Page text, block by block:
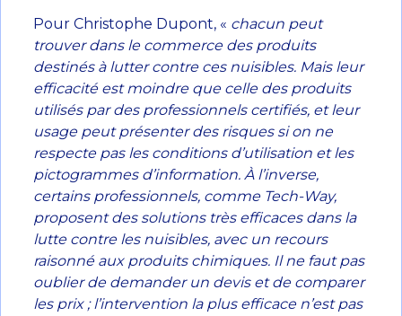
Pour Christophe Dupont, « chacun peut
trouver dans le commerce des produits
destinés à lutter contre ces nuisibles. Mais leur
efficacité est moindre que celle des produits
utilisés par des professionnels certifiés, et leur
usage peut présenter des risques si on ne
respecte pas les conditions d’utilisation et les
pictogrammes d’information. À l’inverse,
certains professionnels, comme Tech-Way,
proposent des solutions très efficaces dans la
lutte contre les nuisibles, avec un recours
raisonné aux produits chimiques. Il ne faut pas
oublier de demander un devis et de comparer
les prix ; l’intervention la plus efficace n’est pas